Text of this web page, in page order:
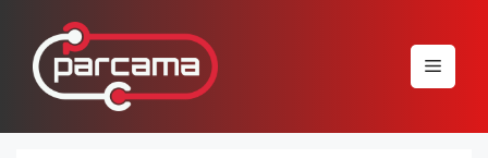
conteúdo
Menu